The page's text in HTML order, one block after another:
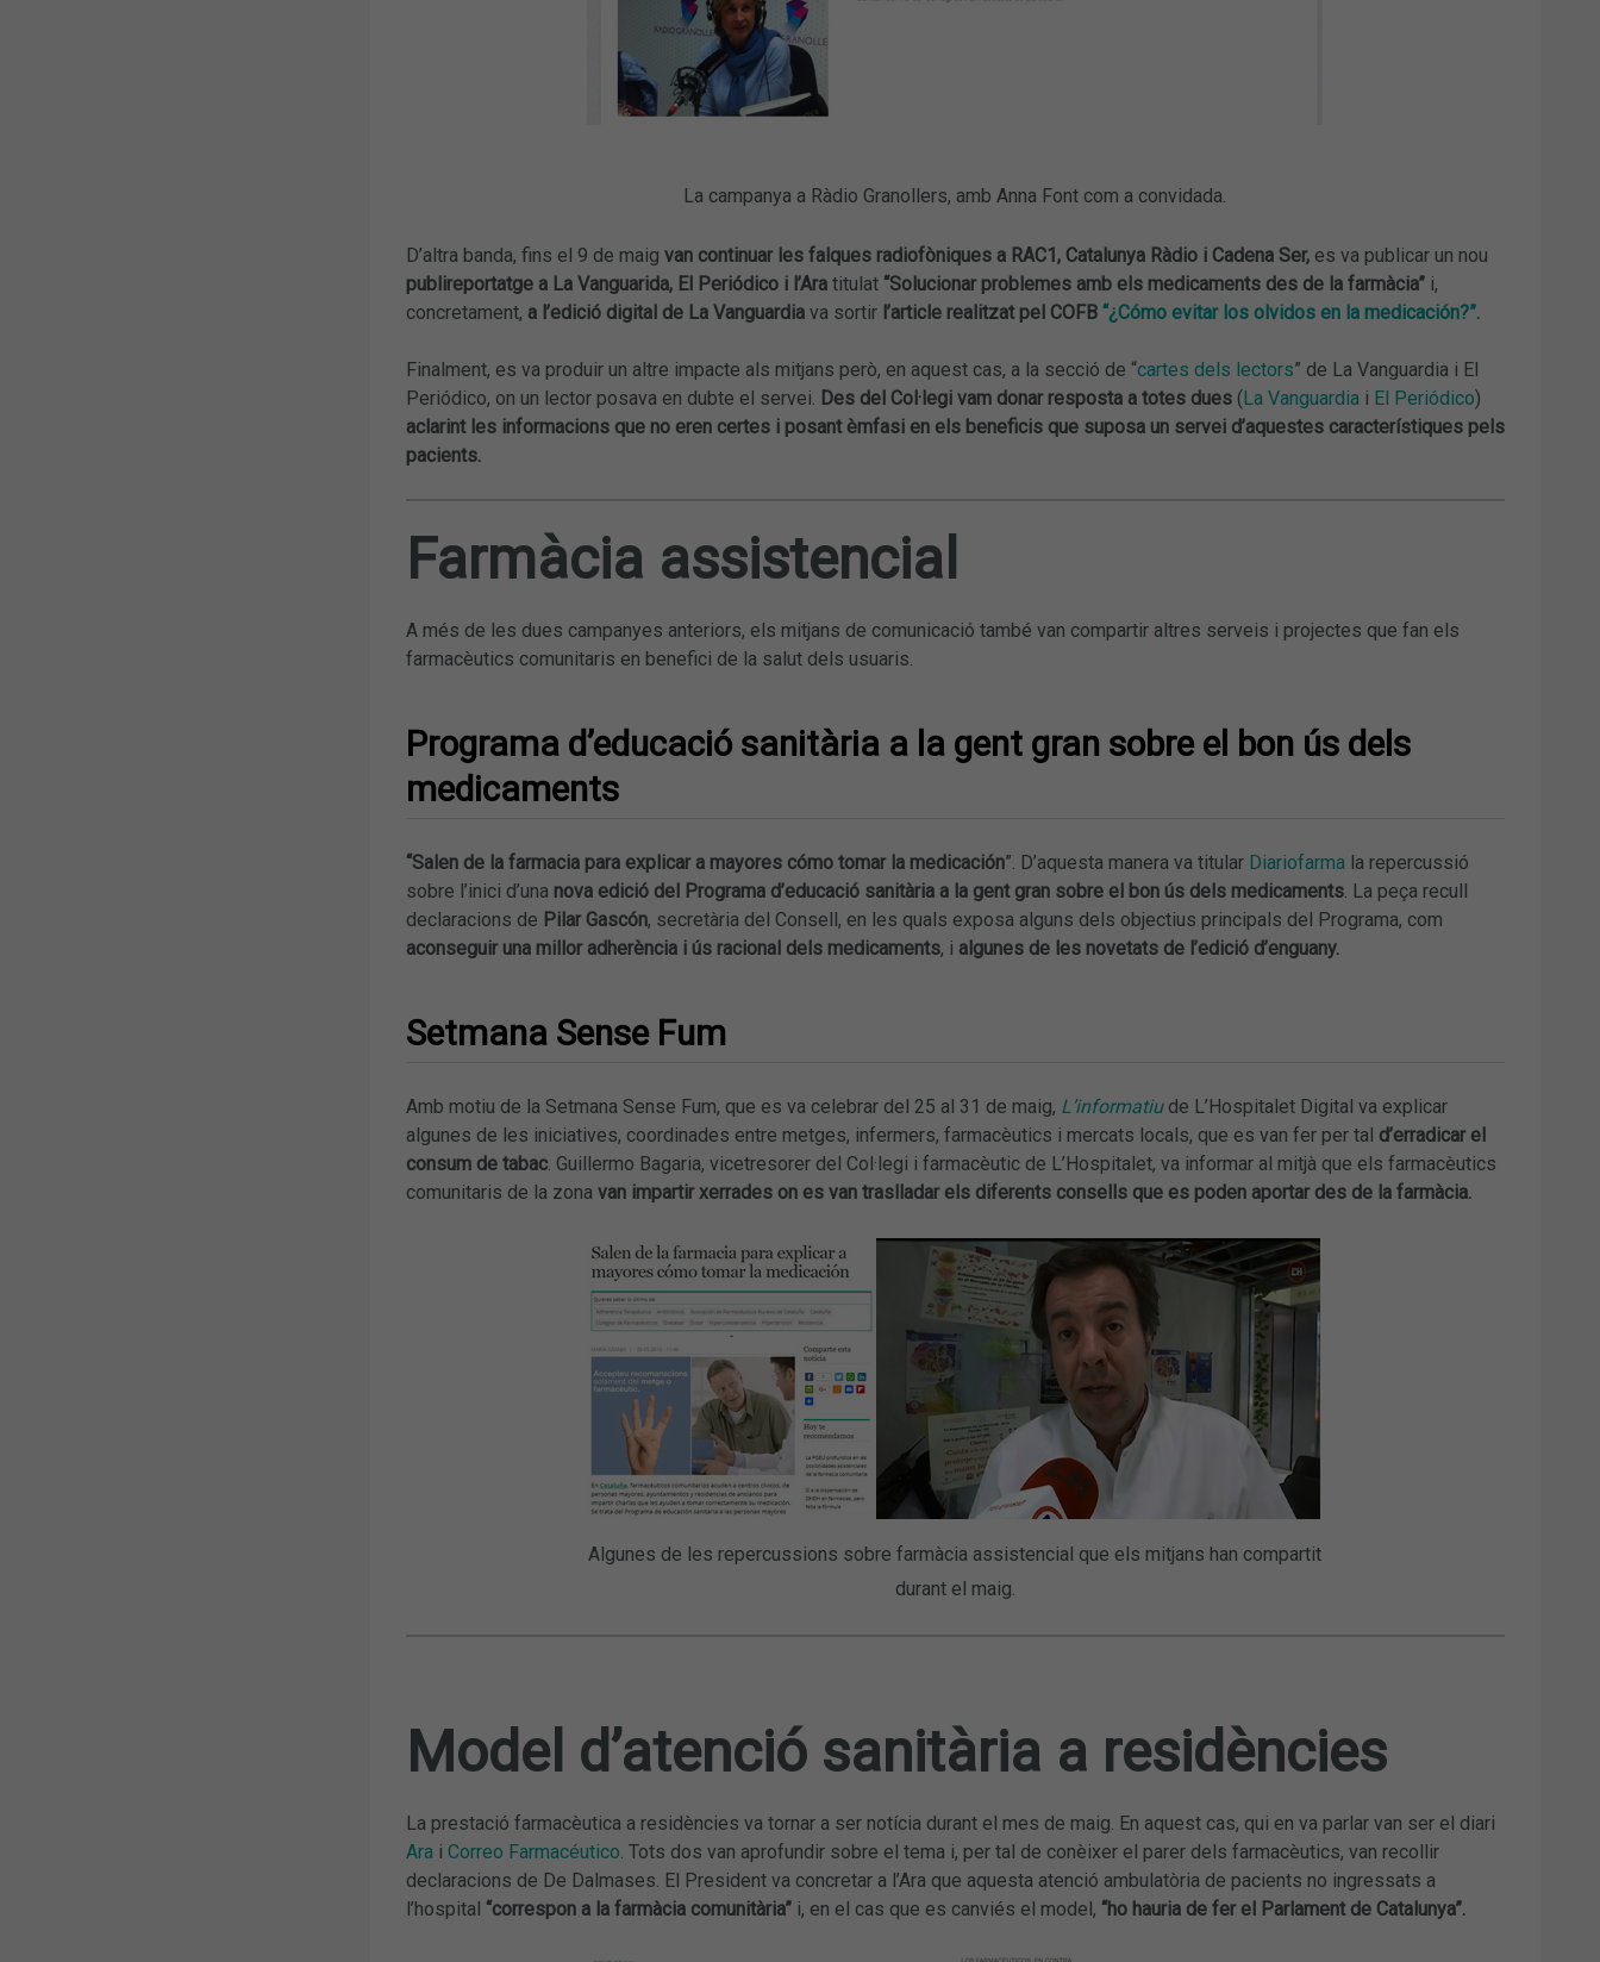
La campanya a Ràdio Granollers, amb Anna Font com a convidada.
D’altra banda, fins el 9 de maig van continuar les falques radiofòniques a RAC1, Catalunya Ràdio i Cadena Ser,es va publicar un nou
publireportatge a La Vanguarida, El Periódico i l’Aratitulat “Solucionar problemes amb els medicaments des de la farmàcia”i,
concretament, a l’edició digital de La Vanguardiava sortirl’article realitzat pel COFB “¿Cómo evitar los olvidos en la medicación?”.
Finalment, es va produir un altre impacte als mitjans però, en aquest cas, a la secció de “cartes dels lectors” de La Vanguardia i El
Periódico, on un lector posava en dubte el servei.
Des del Col·legi vam donar resposta a totes dues(La Vanguardia i El Periódico)
aclarint les informacions que no eren certes i posant èmfasi en els beneficis que suposa un servei d’aquestes característiques pels
pacients.
Farmàcia assistencial
A més de les dues campanyes anteriors, els mitjans de comunicació també van compartir altres serveis i projectes que fan els
farmacèutics comunitaris en benefici de la salut dels usuaris.
Programa d’educació sanitària a la gent gran sobre el bon ús dels
medicaments
“Salen de la farmacia para explicar a mayores cómo tomar la medicación”. D’aquesta manera va titular Diariofarma la repercussió
sobre l’inici d’una nova edició del Programa d’educació sanitària a la gent gran sobre el bon ús dels medicaments. La peça recull
declaracions de Pilar Gascón, secretària del Consell, en les quals exposa alguns dels objectius principals del Programa, com
aconseguir una millor adherència i ús racional dels medicaments, i algunes de les novetats de l’edició d’enguany.
Setmana Sense Fum
Amb motiu de la Setmana Sense Fum, que es va celebrar del 25 al 31 de maig, L’informatiu de L’Hospitalet Digital va explicar
algunes de les iniciatives, coordinades entre metges, infermers, farmacèutics i mercats locals, que es van fer per tal d’erradicar el
consum de tabac. Guillermo Bagaria, vicetresorer del Col·legi i farmacèutic de L’Hospitalet, va informar al mitjà que els farmacèutics
comunitaris de la zona van impartir xerrades on es van traslladar els diferents consells que es poden aportar des de la farmàcia.
Algunes de les repercussions sobre farmàcia assistencial que els mitjans han compartit
durant el maig.
Model d’atenció sanitària a residències
La prestació farmacèutica a residències va tornar a ser notícia durant el mes de maig. En aquest cas, qui en va parlar van ser el diari
Ara i Correo Farmacéutico . Tots dos van aprofundir sobre el tema i, per tal de conèixer el parer dels farmacèutics, van recollir
declaracions de De Dalmases. El President va concretar a l’Ara que aquesta atenció ambulatòria de pacients no ingressats a
l’hospital “correspon a la farmàcia comunitària” i, en el cas que es canviés el model, “ho hauria de fer el Parlament de Catalunya”.